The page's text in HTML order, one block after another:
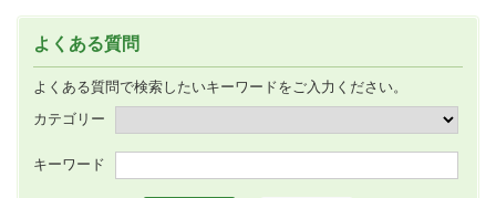
よくある質問
よくある質問で検索したいキーワードをご入力ください。
カテゴリー
キーワード